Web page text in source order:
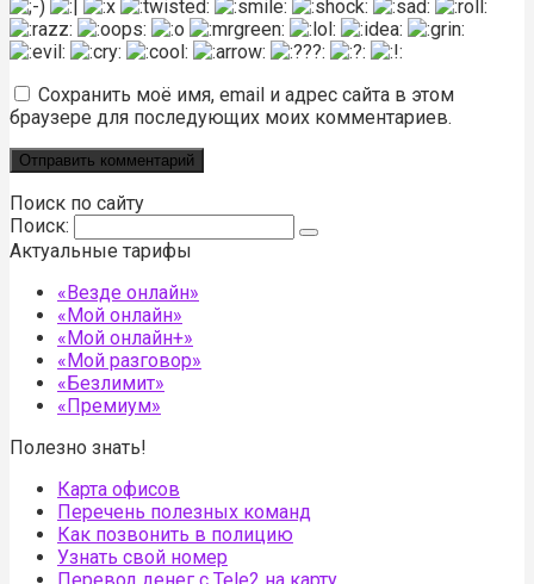
Сохранить моё имя, email и адрес сайта в этом
браузере для последующих моих комментариев.
Поиск по сайту
Поиск:
Актуальные тарифы
«Везде онлайн»
«Мой онлайн»
«Мой онлайн+»
«Мой разговор»
«Безлимит»
«Премиум»
Полезно знать!
Карта офисов
Перечень полезных команд
Как позвонить в полицию
Узнать свой номер